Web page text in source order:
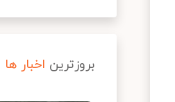
بروزترین اخبار ها